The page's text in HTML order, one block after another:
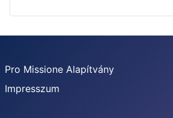
Pro Missione Alapítvány
Impresszum